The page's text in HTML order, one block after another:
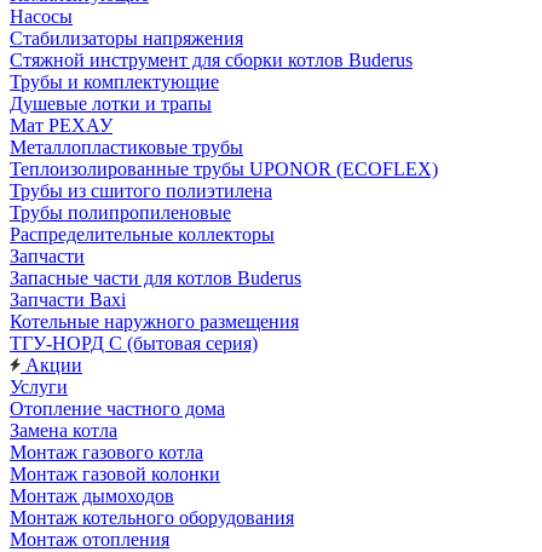
Насосы
Стабилизаторы напряжения
Стяжной инструмент для сборки котлов Buderus
Трубы и комплектующие
Душевые лотки и трапы
Мат РЕХАУ
Металлопластиковые трубы
Теплоизолированные трубы UPONOR (ECOFLEX)
Трубы из сшитого полиэтилена
Трубы полипропиленовые
Распределительные коллекторы
Запчасти
Запасные части для котлов Buderus
Запчасти Baxi
Котельные наружного размещения
ТГУ-НОРД С (бытовая серия)
Акции
Услуги
Отопление частного дома
Замена котла
Монтаж газового котла
Монтаж газовой колонки
Монтаж дымоходов
Монтаж котельного оборудования
Монтаж отопления